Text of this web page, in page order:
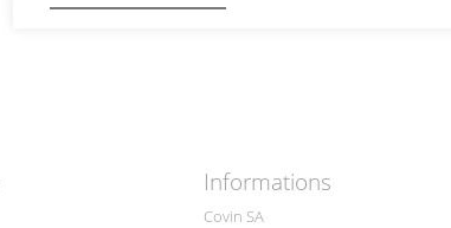
Informations
Covin SA